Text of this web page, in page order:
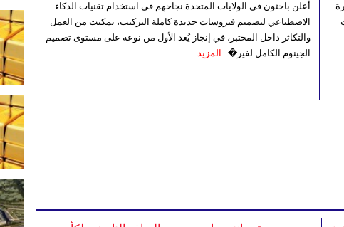
أعلن باحثون في الولايات المتحدة نجاحهم في استخدام تقنيات الذكاء
الاصطناعي لتصميم فيروسات جديدة كاملة التركيب، تمكنت من العمل
والتكاثر داخل المختبر، في إنجاز يُعد الأول من نوعه على مستوى تصميم
الجينوم الكامل لفير�... المزيد